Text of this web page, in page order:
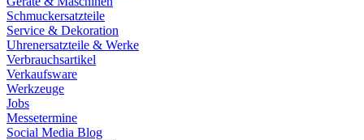
Schmuckersatzteile
Service & Dekoration
Uhrenersatzteile & Werke
Verbrauchsartikel
Verkaufsware
Werkzeuge
Jobs
Messetermine
Social Media Blog